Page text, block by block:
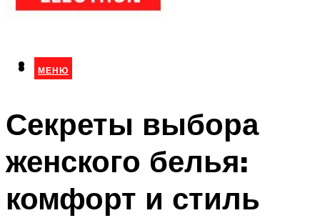
МЕНЮ
МЕНЮ
Секреты выбора
женского белья:
комфорт и стиль